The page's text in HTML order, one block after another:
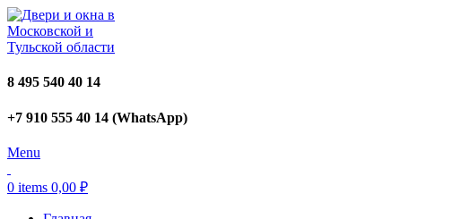
8 495 540 40 14
+7 910 555 40 14 (WhatsApp)
Menu
0 items 0,00 ₽